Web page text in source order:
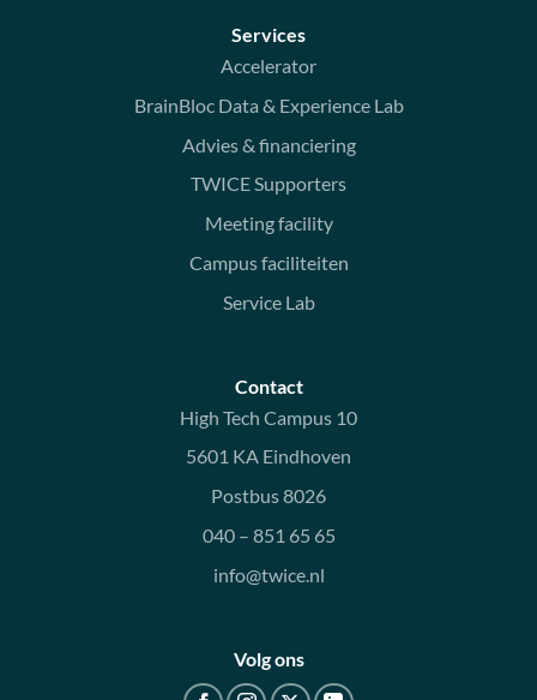
Services
Accelerator
BrainBloc Data & Experience Lab
Advies & financiering
TWICE Supporters
Meeting facility
Campus faciliteiten
Service Lab
Contact
High Tech Campus 10
5601 KA Eindhoven
Postbus 8026
040 – 851 65 65
info@twice.nl
Volg ons